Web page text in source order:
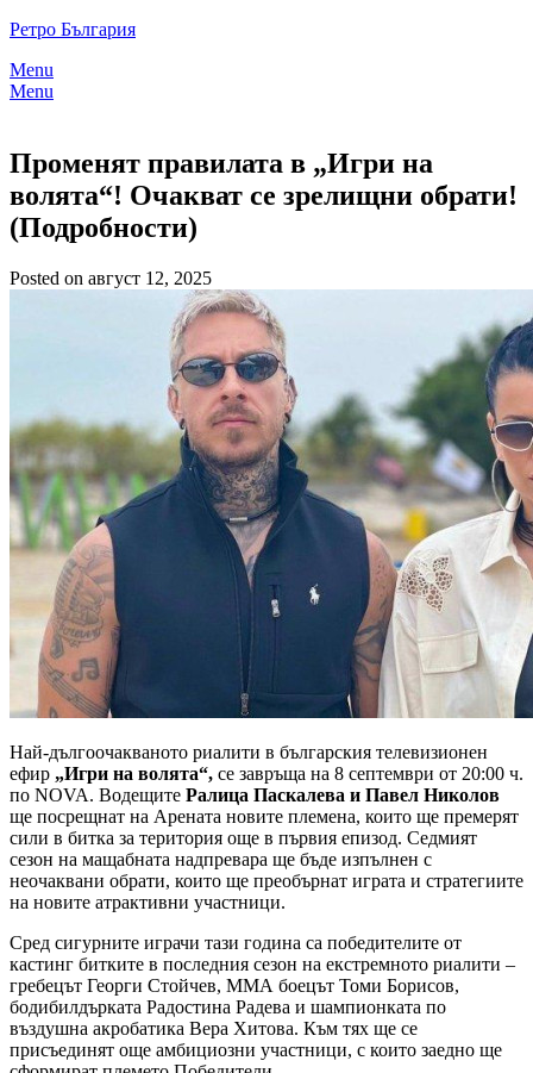
Skip
content
Ретро България
Menu
Menu
Променят правилата в „Игри на
волята“! Очакват се зрелищни обрати!
(Подробности)
Posted on август 12, 2025
Най-дългоочакваното риалити в българския телевизионен
ефир „Игри на волята“, се завръща на 8 септември от 20:00 ч.
по NOVA. Водещите Ралица Паскалева и Павел Николов
ще посрещнат на Арената новите племена, които ще премерят
сили в битка за територия още в първия епизод. Седмият
сезон на мащабната надпревара ще бъде изпълнен с
неочаквани обрати, които ще преобърнат играта и стратегиите
на новите атрактивни участници.
Сред сигурните играчи тази година са победителите от
кастинг битките в последния сезон на екстремното риалити –
гребецът Георги Стойчев, ММА боецът Томи Борисов,
бодибилдърката Радостина Радева и шампионката по
въздушна акробатика Вера Хитова. Към тях ще се
присъединят още амбициозни участници, с които заедно ще